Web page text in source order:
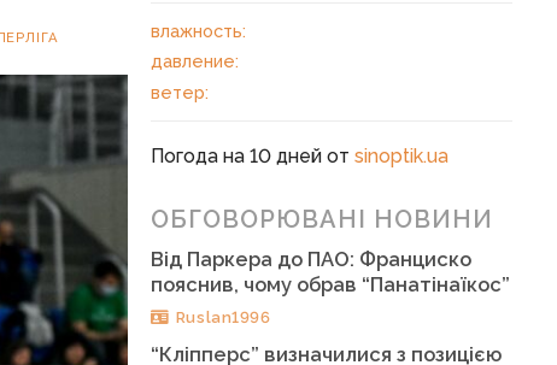
влажность:
давление:
ветер:
Погода на 10 дней отsinoptik.ua
ОБГОВОРЮВАНІ НОВИНИ
Від Паркера до ПАО: Франциско
пояснив, чому обрав “Панатінаїкос”
Ruslan1996
“Кліпперс” визначилися з позицією